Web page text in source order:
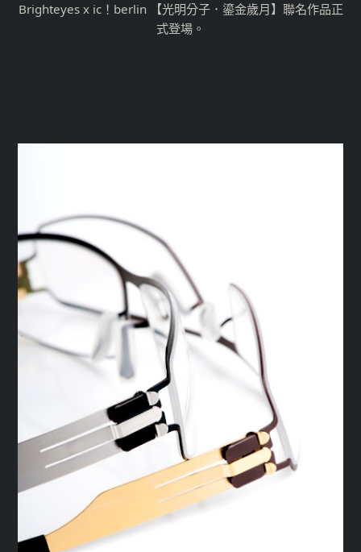
Brighteyes x ic！berlin 【光明分子．鎏金歲月】聯名作品正
式登場。